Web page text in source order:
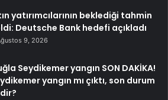
yatırımcılarının beklediği tahmin
Deutsche Bank hedefi açıkladı
9, 2026
Seydikemer yangın SON DAKİKA!
yangın mı çıktı, son durum